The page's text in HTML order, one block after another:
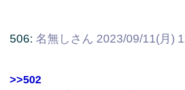
506: 名無しさん 2023/09/11(月)
>>502